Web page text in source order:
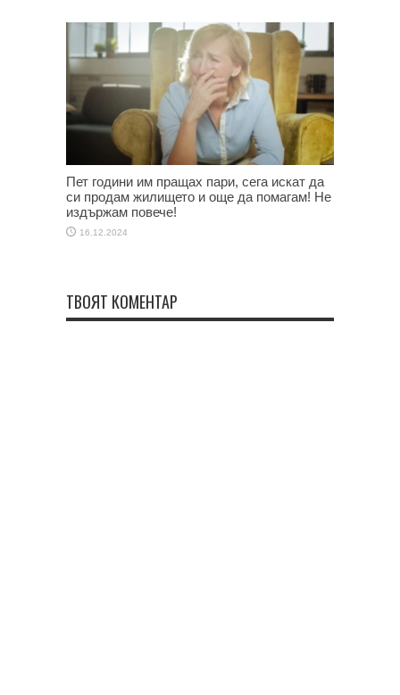
Пет години им пращах пари, сега искат да
си продам жилището и още да помагам! Не
издържам повече!
16.12.2024
ТВОЯТ КОМЕНТАР